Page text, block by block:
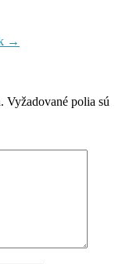
→
Vyžadované polia sú